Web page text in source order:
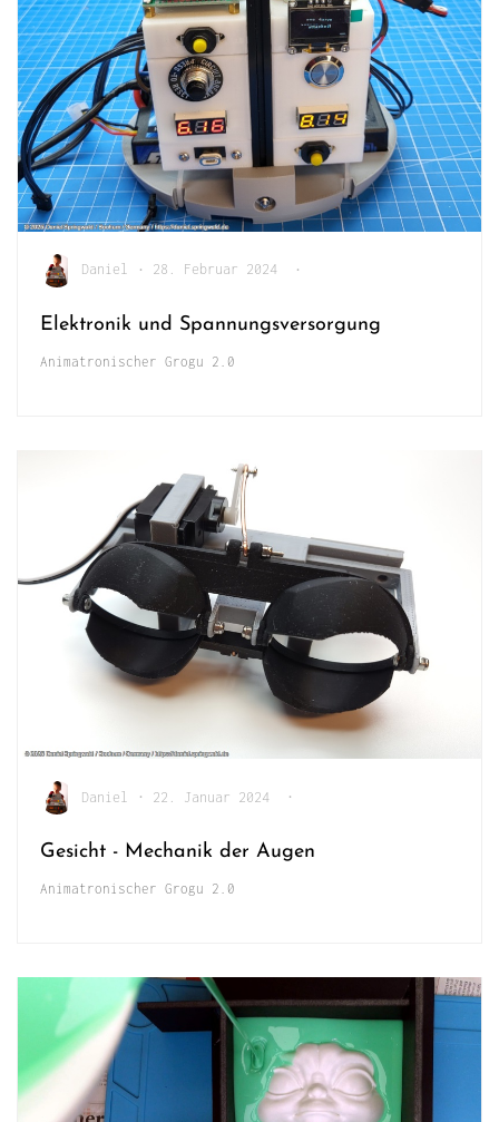
Daniel • 28. Februar 2024 •
Elektronik und Spannungsversorgung
Animatronischer Grogu 2.0
Daniel • 22. Januar 2024 •
Gesicht - Mechanik der Augen
Animatronischer Grogu 2.0